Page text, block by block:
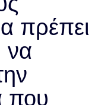
πρέπει
να
που